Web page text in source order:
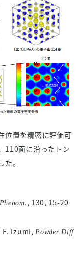
位置を精密に評価可
110面に沿ったトン
。
., 130, 15-20
F. Izumi, Powder Diff